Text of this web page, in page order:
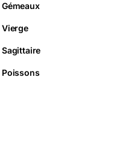
Gémeaux
Vierge
Sagittaire
Poissons